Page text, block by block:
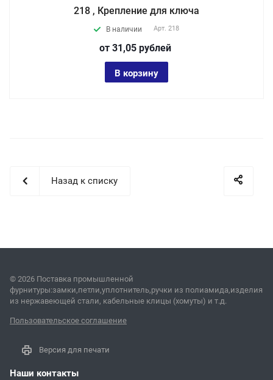
218 , Крепление для ключа
В наличии Арт. 218
от 31,05 рублей
В корзину
Назад к списку
© 2026 Поставка промышленной
фурнитуры:замки,петли,уплотнитель,ручки из полиамида,изделия
из нержавеющей стали, кабельные клицы (хомуты) и т.д.
Пользовательское соглашение
Версия для печати
Наши контакты